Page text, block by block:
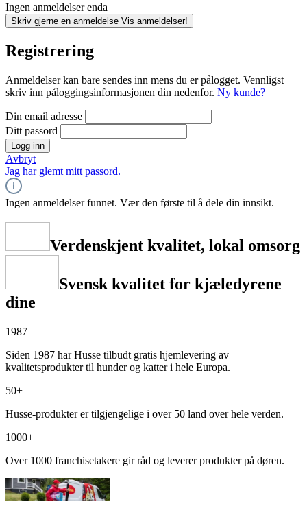
Ingen anmeldelser enda
Skriv gjerne en anmeldelse Vis anmeldelser!
Registrering
Anmeldelser kan bare sendes inn mens du er pålogget. Vennligst
skriv inn påloggingsinformasjonen din nedenfor. Ny kunde?
Din email adresse
Ditt passord
Logg inn
Avbryt
Jag har glemt mitt passord.
Ingen anmeldelser funnet. Vær den første til å dele din innsikt.
Verdenskjent kvalitet, lokal omsorg
Svensk kvalitet for kjæledyrene
dine
1987
Siden 1987 har Husse tilbudt gratis hjemlevering av
kvalitetsprodukter til hunder og katter i hele Europa.
50+
Husse-produkter er tilgjengelige i over 50 land over hele verden.
1000+
Over 1000 franchisetakere gir råd og leverer produkter på døren.